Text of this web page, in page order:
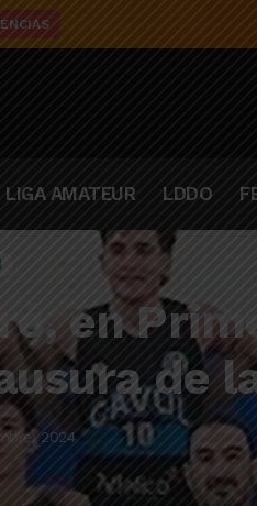
LIGA AMATEUR LDDO
en
de
2024